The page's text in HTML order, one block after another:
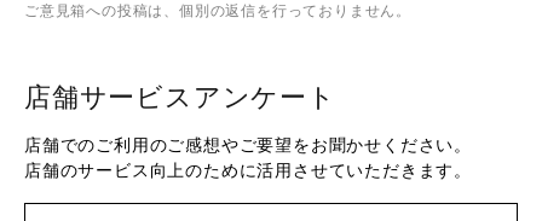
ご意見箱への投稿は、個別の返信を行っておりません。
店舗サービスアンケート
店舗でのご利用のご感想やご要望をお聞かせください。
店舗のサービス向上のために活用させていただきます。